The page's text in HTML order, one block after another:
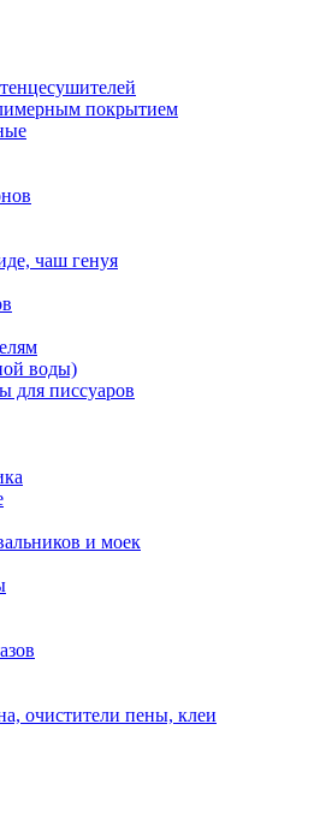
покрытием
чаш генуя
воды)
для писсуаров
и моек
очистители пены, клеи